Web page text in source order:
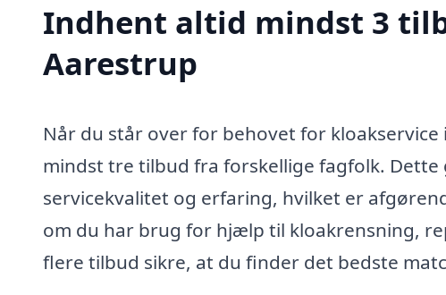
Indhent altid mindst 3
Aarestrup
Når du står over for behovet for
mindst tre tilbud fra forskellige fagfolk.
servicekvalitet og erfaring, hvilket er
om du har brug for hjælp til kloakrensning,
flere tilbud sikre, at du finder det bedste